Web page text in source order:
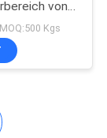
von
bis Positiv
Kgs